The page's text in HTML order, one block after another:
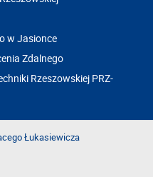
w Jasionce
Zdalnego
Rzeszowskiej PRZ-
Łukasiewicza